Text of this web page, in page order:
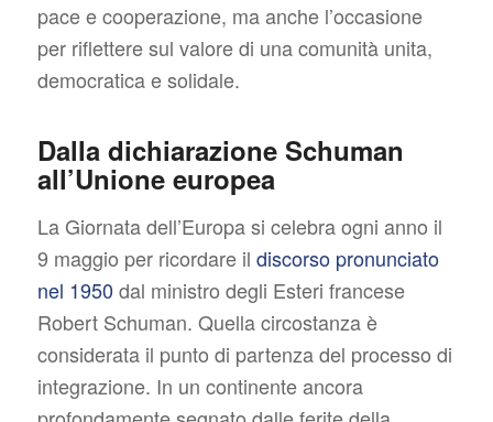
pace e cooperazione, ma anche l’occasione
per riflettere sul valore di una comunità unita,
democratica e solidale.
Dalla dichiarazione Schuman
all’Unione europea
La Giornata dell’Europa si celebra ogni anno il
9 maggio per ricordare il discorso pronunciato
nel 1950 dal ministro degli Esteri francese
Robert Schuman. Quella circostanza è
considerata il punto di partenza del processo di
integrazione. In un continente ancora